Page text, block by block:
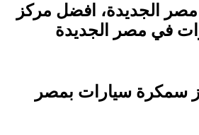
الجديدة، افضل مركز
في مصر الجديدة
سمكرة سيارات بمصر